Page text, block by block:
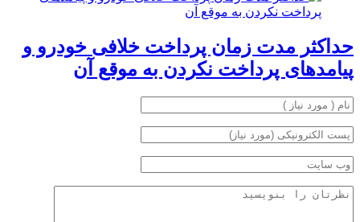
حداکثر مدت زمان پرداخت خلافی خودرو و
پیامدهای پرداخت نکردن به موقع آن